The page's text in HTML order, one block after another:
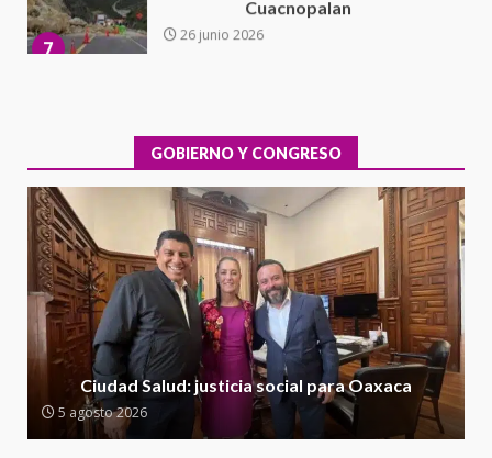
7
26 junio 2026
1
integral de las instalaciones de la
Escuela Secundaria General
Moisés Sáenz Garza
5 agosto 2026
2
Ciudad Salud: justicia social para
Oaxaca
5 agosto 2026
3
Encuentro de Ariadna Montiel
con el Gobernador Salomón Jara
Cruz reafirma la consolidación
de la transformación en
territorio oaxaqueño
GOBIERNO Y CONGRESO
Ciudad Salud: justicia social para Oaxaca
5 agosto 2026